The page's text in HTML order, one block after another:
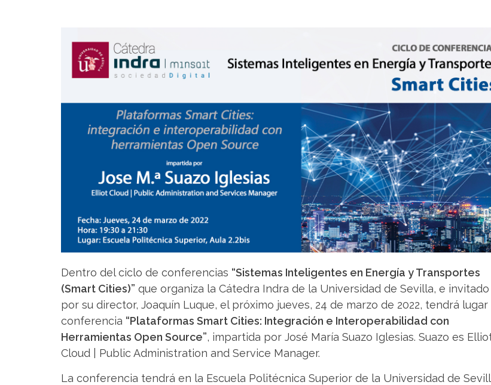
Dentro del ciclo de conferencias “Sistemas Inteligentes en Energía y Transportes
(Smart Cities)” que organiza la Cátedra Indra de la Universidad de Sevilla, e invitado
por su director, Joaquín Luque, el próximo jueves, 24 de marzo de 2022, tendrá lugar
conferencia “Plataformas Smart Cities: Integración e Interoperabilidad con
Herramientas Open Source”, impartida por José María Suazo Iglesias. Suazo es
Cloud | Public Administration and Service Manager.
La conferencia tendrá en la Escuela Politécnica Superior de la Universidad de